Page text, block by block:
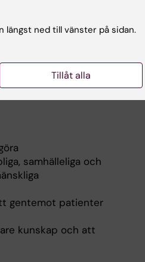
livets slutskede, och
samhälleliga och
gentemot patienter
kunskap och att
längst ned till vänster på sidan.
Tillåt alla